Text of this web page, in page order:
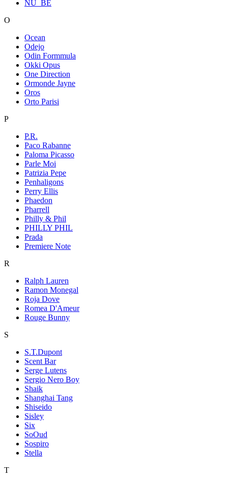
NU_BE
O
Ocean
Odejo
Odin Formmula
Okki Opus
One Direction
Ormonde Jayne
Oros
Orto Parisi
P
P.R.
Paco Rabanne
Paloma Picasso
Parle Moi
Patrizia Pepe
Penhaligons
Perry Ellis
Phaedon
Pharrell
Philly & Phil
PHILLY PHIL
Prada
Premiere Note
R
Ralph Lauren
Ramon Monegal
Roja Dove
Romea D'Ameur
Rouge Bunny
S
S.T.Dupont
Scent Bar
Serge Lutens
Sergio Nero Boy
Shaik
Shanghai Tang
Shiseido
Sisley
Six
SoOud
Sospiro
Stella
T